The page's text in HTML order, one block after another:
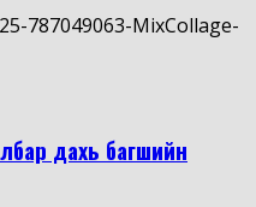
дахь багшийн